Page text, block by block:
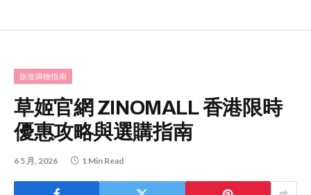
旅遊購物指南
草姬官網 ZINOMALL 香港限時
優惠攻略與選購指南
6 5 月, 2026 1 Min Read